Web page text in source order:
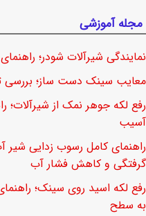
مجله آموزشی
نمایندگی شیرآلات شودر؛
معایب سینک دست ساز؛
رفع لکه جوهر نمک از
آسیب
راهنمای کامل رسوب زدایی
گرفتگی و کاهش فشار آب
رفع لکه اسید روی سینک؛
به سطح